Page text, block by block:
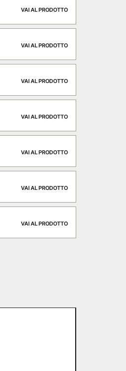
VAI AL PRODOTTO
VAI AL PRODOTTO
VAI AL PRODOTTO
VAI AL PRODOTTO
VAI AL PRODOTTO
VAI AL PRODOTTO
VAI AL PRODOTTO